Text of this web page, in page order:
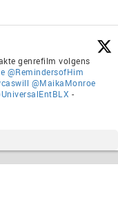
genrefilm volgens
@RemindersofHim
@MaikaMonroe
-